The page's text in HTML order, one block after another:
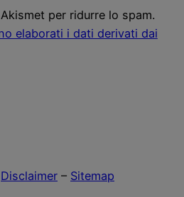
per ridurre lo spam.
elaborati i dati derivati dai
Disclaimer – Sitemap